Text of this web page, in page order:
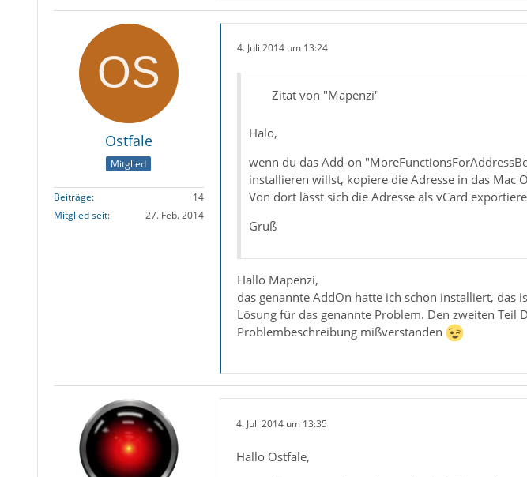
Ostfale
Mitglied
Beiträge
14
Mitglied seit
27. Feb. 2014
4. Juli 2014 um 13:24
Zitat von "Mapenzi"
Halo,
wenn du das Add-on
installieren willst, kopiere die Adresse in das Mac
Von dort lässt sich die Adresse als vCard
Gruß
Hallo Mapenzi,
das genannte AddOn hatte ich schon installiert, das
Lösung für das genannte Problem. Den zweiten Teil
Problembeschreibung mißverstanden
4. Juli 2014 um 13:35
Hallo Ostfale,